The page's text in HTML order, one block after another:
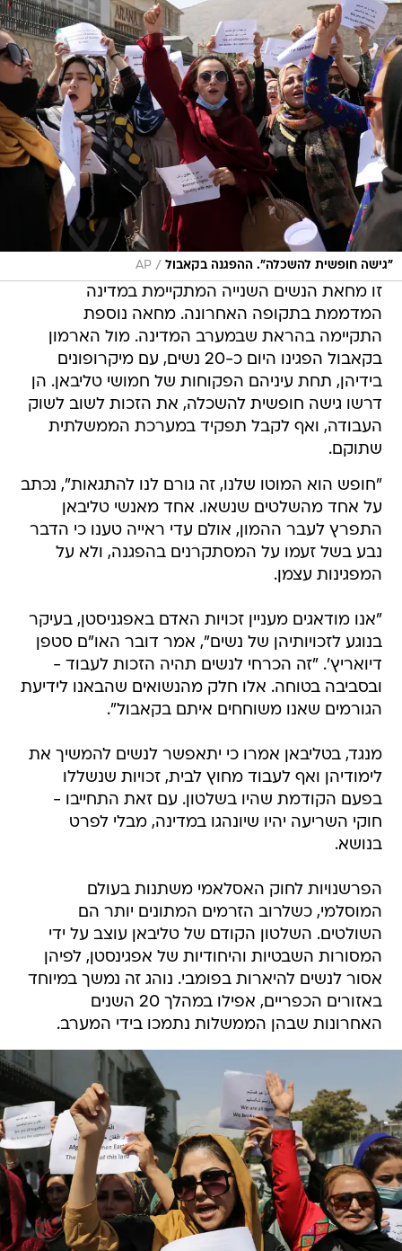
"גישה חופשית להשכלה". ההפגנה בקאבול /
AP
זו מחאת הנשים השנייה המתקיימת במדינה
המדממת בתקופה האחרונה. מחאה נוספת
התקיימה בהראת שבמערב המדינה. מול הארמון
בקאבול הפגינו היום כ-20 נשים, עם מיקרופונים
בידיהן, תחת עיניהם הפקוחות של חמושי טליבאן. הן
דרשו גישה חופשית להשכלה, את הזכות לשוב לשוק
העבודה, ואף לקבל תפקיד במערכת הממשלתית
שתוקם.
"חופש הוא המוטו שלנו, זה גורם לנו להתגאות", נכתב
על אחד מהשלטים שנשאו. אחד מאנשי טליבאן
התפרץ לעבר ההמון, אולם עדי ראייה טענו כי הדבר
נבע בשל זעמו על המסתקרנים בהפגנה, ולא על
המפגינות עצמן.
"אנו מודאגים מעניין זכויות האדם באפגניסטן, בעיקר
בנוגע לזכויותיהן של נשים", אמר דובר האו"ם סטפן
דיואריץ'. "זה הכרחי לנשים תהיה הזכות לעבוד -
ובסביבה בטוחה. אלו חלק מהנשואים שהבאנו לידיעת
הגורמים שאנו משוחחים איתם בקאבול".
מנגד, בטליבאן אמרו כי יתאפשר לנשים להמשיך את
לימודיהן ואף לעבוד מחוץ לבית, זכויות שנשללו
בפעם הקודמת שהיו בשלטון. עם זאת התחייבו -
חוקי השריעה יהיו שיונהגו במדינה, מבלי לפרט
בנושא.
הפרשנויות לחוק האסלאמי משתנות בעולם
המוסלמי, כשלרוב הזרמים המתונים יותר הם
השולטים. השלטון הקודם של טליבאן עוצב על ידי
המסורות השבטיות והיחודיות של אפגינסטן, לפיהן
אסור לנשים להיארות בפומבי. נוהג זה נמשך במיוחד
באזורים הכפריים, אפילו במהלך 20 השנים
האחרונות שבהן הממשלות נתמכו בידי המערב.